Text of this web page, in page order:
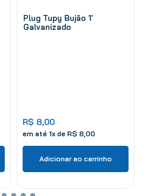
Plug Tupy Bujão 1'
Galvanizado
R$ 8,00
em até 1x de R$ 8 00
Adicionar ao carrinho